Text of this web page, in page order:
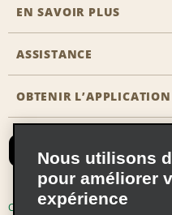
Passer une réservation
Solutions pour les
EN SAVOIR PLUS
Carrière
ASSISTANCE
Accessibilité
Nous contacter
Recevoir des offres par
OBTENIR
Conditions d’utilisation
Nous utilisons
pour améliorer
expérience